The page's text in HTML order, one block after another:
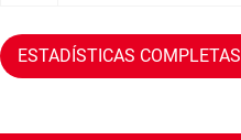
ESTADÍSTICAS COMPLETAS